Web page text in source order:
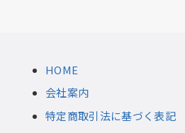
HOME
会社案内
特定商取引法に基づく表記